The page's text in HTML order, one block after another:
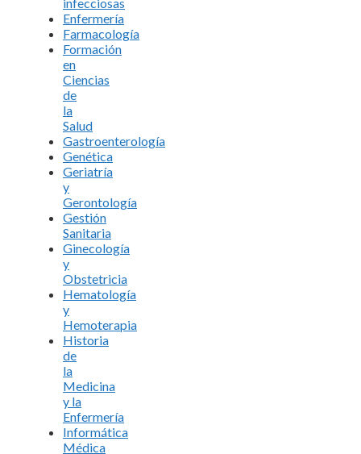
Enfermería
Farmacología
Formación
en
Ciencias
de
la
Salud
Gastroenterología
Genética
Geriatría
y
Gerontología
Gestión
Sanitaria
Ginecología
y
Obstetricia
Hematología
y
Hemoterapia
Historia
de
la
Medicina
y la
Enfermería
Informática
Médica